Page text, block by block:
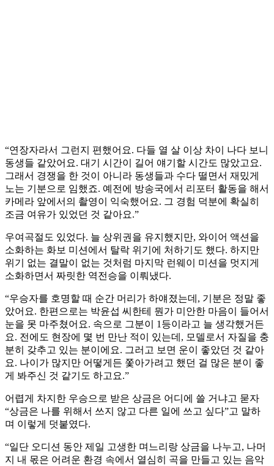
“연장자라서 그런지 편했어요. 다들 열 살 이상 차이 나다 보니
동생들 같았어요. 대기 시간이 길어 얘기할 시간도 많았고요.
그래서 경쟁을 한 것이 아니라 동생들과 수다 떨면서 재밌게
노는 기분으로 임했죠. 예전에 방송국에서 리포터 활동을 해서
카메라 앞에서의 촬영이 익숙했어요. 그 경험 덕분에 확실히
조금 여유가 있었던 것 같아요.”
우여곡절도 있었다. 늘 상위권을 유지했지만, 와이어 액션을
소화하는 화보 미션에서 탈락 위기에 처하기도 했다. 하지만
위기 없는 결말이 없는 것처럼 마지막 런웨이 미션을 멋지게
소화하면서 짜릿한 역전승을 이뤄냈다.
“우승자를 호명할 때 순간 머리가 하얘졌는데, 기분은 정말 좋
았어요. 한편으로는 박윤섭 씨한테 뭔가 미안한 마음이 들어서
눈을 못 마주쳤어요. 속으로 그분이 1등이라고 늘 생각했거든
요. 전에도 현장에 몇 번 만난 적이 있는데, 모델로서 자질을 충
분히 갖추고 있는 분이에요. 그러고 보면 운이 좋았던 것 같아
요. 나이가 많지만 어떻게든 쫓아가려고 했던 걸 많은 분이 좋
게 봐주신 것 같기도 하고요.”
어렵게 차지한 우승으로 받은 상금은 어디에 쓸 거냐고 묻자
“상금은 나를 위해서 쓰지 않고 다른 일에 쓰고 싶다”고 말하
며 이렇게 덧붙였다.
“일단 오디션 동안 제일 고생한 며느리랑 상금을 나누고, 나머
지 내 몫은 어려운 환경 속에서 열심히 곡을 만들고 있는 음악